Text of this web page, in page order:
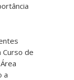
de
a